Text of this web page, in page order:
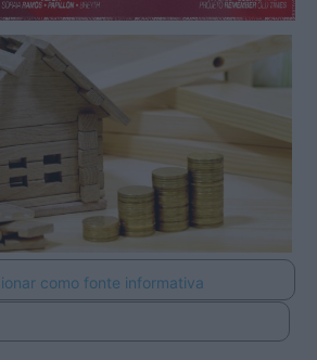
como fonte informativa